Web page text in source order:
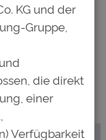
KG und der
Gruppe,
die direkt
einer
Verfügbarkeit